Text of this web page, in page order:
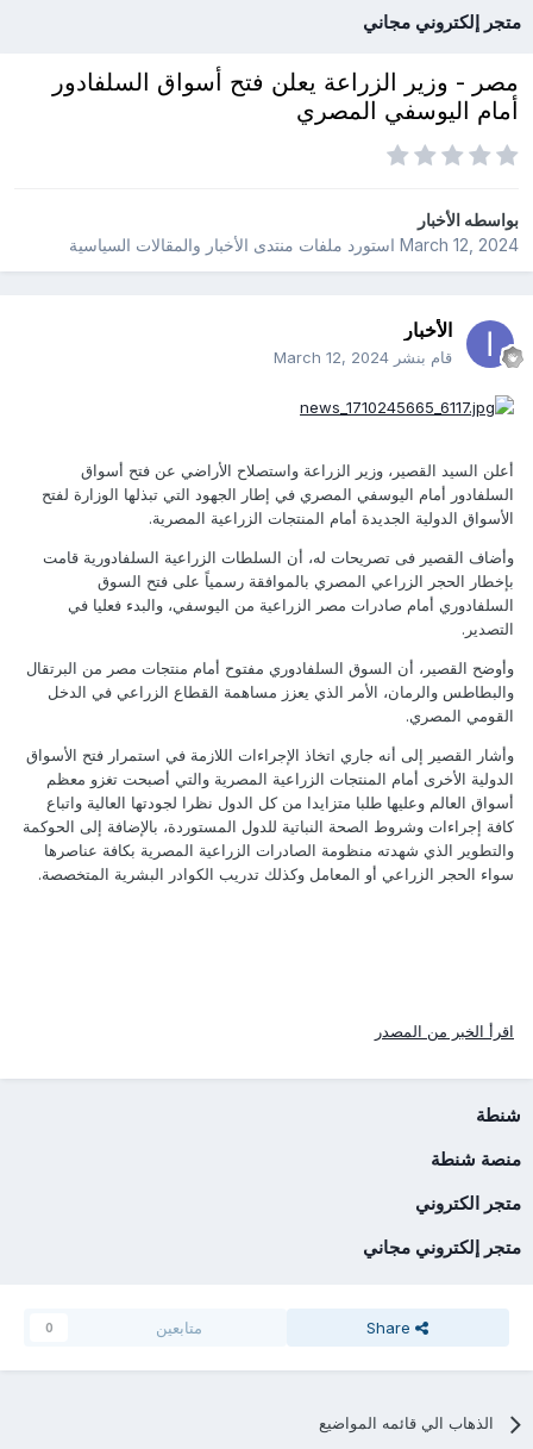
متجر إلكتروني مجاني
مصر - وزير الزراعة يعلن فتح أسواق السلفادور
أمام اليوسفي المصري
بواسطهالأخبار
March 12, 2024استورد ملفات منتدى الأخبار والمقالات السياسية
الأخبار
قام بنشر March 12, 2024
أعلن السيد القصير، وزير الزراعة واستصلاح الأراضي عن فتح أسواق
السلفادور أمام اليوسفي المصري في إطار الجهود التي تبذلها الوزارة لفتح
الأسواق الدولية الجديدة أمام المنتجات الزراعية المصرية.
وأضاف القصير فى تصريحات له، أن السلطات الزراعية السلفادورية قامت
بإخطار الحجر الزراعي المصري بالموافقة رسمياً على فتح السوق
السلفادوري أمام صادرات مصر الزراعية من اليوسفي، والبدء فعليا في
التصدير.
وأوضح القصير، أن السوق السلفادوري مفتوح أمام منتجات مصر من البرتقال
والبطاطس والرمان، الأمر الذي يعزز مساهمة القطاع الزراعي في الدخل
القومي المصري.
وأشار القصير إلى أنه جاري اتخاذ الإجراءات اللازمة في استمرار فتح الأسواق
الدولية الأخرى أمام المنتجات الزراعية المصرية والتي أصبحت تغزو معظم
أسواق العالم وعليها طلبا متزايدا من كل الدول نظرا لجودتها العالية واتباع
كافة إجراءات وشروط الصحة النباتية للدول المستوردة، بالإضافة إلى الحوكمة
والتطوير الذي شهدته منظومة الصادرات الزراعية المصرية بكافة عناصرها
سواء الحجر الزراعي أو المعامل وكذلك تدريب الكوادر البشرية المتخصصة.
اقرأ الخبر من المصدر
شنطة
منصة شنطة
متجر الكتروني
متجر إلكتروني مجاني
Share متابعين 0
الذهاب الي قائمه المواضيع